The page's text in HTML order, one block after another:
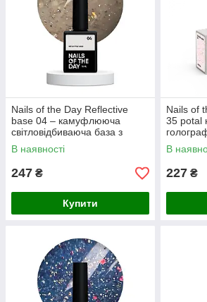
Nails of the Day Reflective
base 04 – камуфлююча
світловідбиваюча база з
шиммером (бежево-
молочна), 10 мл
В наявності
247 ₴
Купити
Nails of
35 potal
для
В
227 ₴